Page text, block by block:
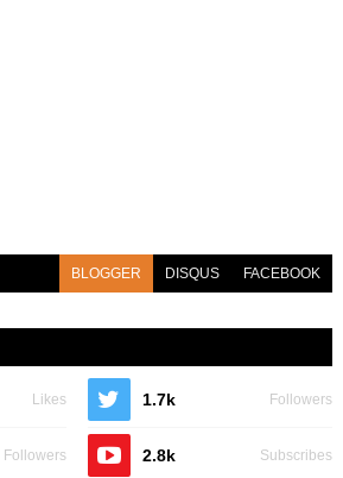
BLOGGER DISQUS FACEBOOK
Likes 1.7k Followers
Followers 2.8k Subscribes